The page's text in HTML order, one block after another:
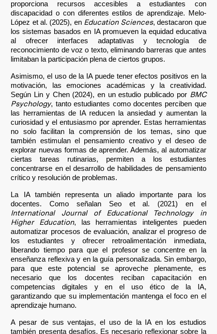
proporciona recursos accesibles a estudiantes con
discapacidad o con diferentes estilos de aprendizaje. Melo-
López et al. (2025), en Education Sciences, destacaron que
los sistemas basados en IA promueven la equidad educativa
al ofrecer interfaces adaptativas y tecnología de
reconocimiento de voz o texto, eliminando barreras que antes
limitaban la participación plena de ciertos grupos.
Asimismo, el uso de la IA puede tener efectos positivos en la
motivación, las emociones académicas y la creatividad.
Según Lin y Chen (2024), en un estudio publicado por BMC
Psychology, tanto estudiantes como docentes perciben que
las herramientas de IA reducen la ansiedad y aumentan la
curiosidad y el entusiasmo por aprender. Estas herramientas
no solo facilitan la comprensión de los temas, sino que
también estimulan el pensamiento creativo y el deseo de
explorar nuevas formas de aprender. Además, al automatizar
ciertas tareas rutinarias, permiten a los estudiantes
concentrarse en el desarrollo de habilidades de pensamiento
crítico y resolución de problemas.
La IA también representa un aliado importante para los
docentes. Como señalan Seo et al. (2021) en el
International Journal of Educational Technology in
Higher Education, las herramientas inteligentes pueden
automatizar procesos de evaluación, analizar el progreso de
los estudiantes y ofrecer retroalimentación inmediata,
liberando tiempo para que el profesor se concentre en la
enseñanza reflexiva y en la guía personalizada. Sin embargo,
para que este potencial se aproveche plenamente, es
necesario que los docentes reciban capacitación en
competencias digitales y en el uso ético de la IA,
garantizando que su implementación mantenga el foco en el
aprendizaje humano.
A pesar de sus ventajas, el uso de la IA en los estudios
también presenta desafíos. Es necesario reflexionar sobre la